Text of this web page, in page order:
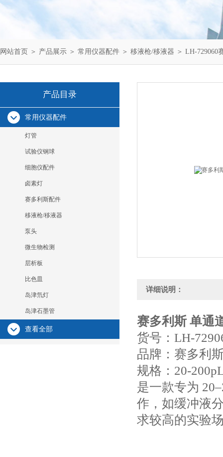
网站首页 ＞ 产品展示 ＞ 常用仪器配件 ＞ 移液枪/移液器 ＞ LH-729060
产品目录
常用仪器配件
灯管
试验仪钢球
细胞仪配件
卤素灯
赛多利斯配件
移液枪/移液器
泵头
微生物检测
层析板
比色皿
岛津氘灯
岛津石墨管
查看全部
详细说明：
赛多利斯 单通
货号：LH-
品牌：赛多利
规格：20-
是一款专为
作，如缓冲液
求较高的实验